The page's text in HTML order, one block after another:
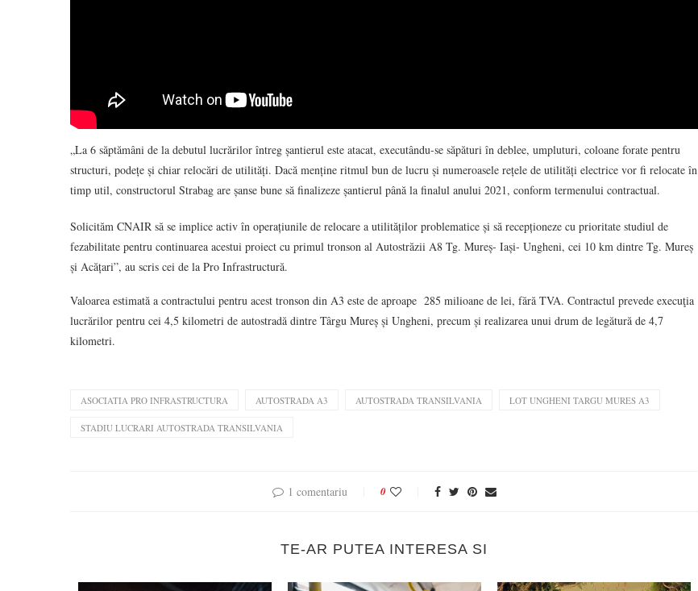
„La 6 săptămâni de la debutul lucrărilor întreg șantierul este atacat, executându-se săpături în deblee, umpluturi, coloane forate pentru
structuri, podețe și chiar relocări de utilități. Dacă menține ritmul bun de lucru și numeroasele rețele de utilități electrice vor fi relocate în
timp util, constructorul Strabag are șanse bune să finalizeze șantierul până la finalul anului 2021, conform termenului contractual.
Solicităm CNAIR să se implice activ în operațiunile de relocare a utilităților problematice și să recepționeze cu prioritate studiul de
fezabilitate pentru continuarea acestui proiect cu primul tronson al Autostrăzii A8 Tg. Mureș- Iași- Ungheni, cei 10 km dintre Tg. Mureș
și Acățari”, au scris cei de la Pro Infrastructură.
Valoarea estimată a contractului pentru acest tronson din A3 este de aproape 285 milioane de lei, fără TVA. Contractul prevede execuţia
lucrărilor pentru cei 4,5 kilometri de autostradă dintre Târgu Mureș și Ungheni, precum și realizarea unui drum de legătură de 4,7
kilometri.
ASOCIATIA PRO INFRASTRUCTURA AUTOSTRADA A3 AUTOSTRADA TRANSILVANIA LOT UNGHENI TARGU MURES A3
STADIU LUCRARI AUTOSTRADA TRANSILVANIA
1 comentariu 0
TE-AR PUTEA INTERESA SI